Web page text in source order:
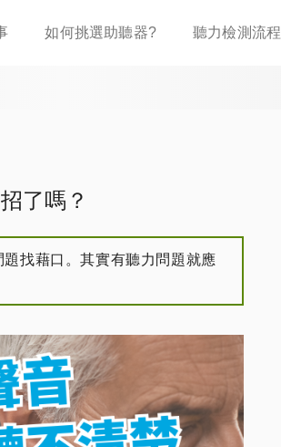
至
如何挑選助聽器? 聽力檢測流程
了嗎？
找藉口。其實有聽力問題就應